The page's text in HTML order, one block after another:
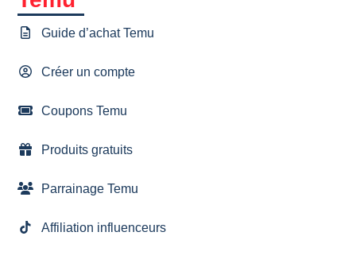
Guide d’achat Temu
Créer un compte
Coupons Temu
Produits gratuits
Parrainage Temu
Affiliation influenceurs